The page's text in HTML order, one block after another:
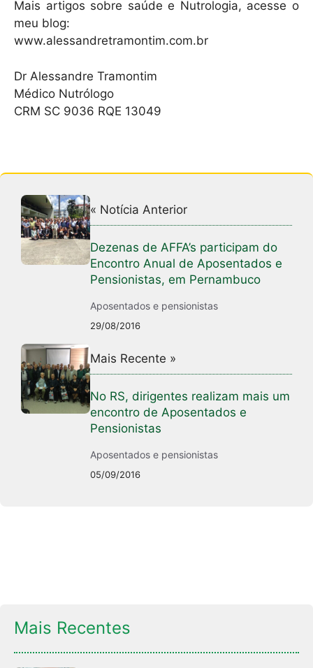
Mais artigos sobre saúde e Nutrologia, acesse o
meu blog:
www.alessandretramontim.com.br
Dr Alessandre Tramontim
Médico Nutrólogo
CRM SC 9036 RQE 13049
« Notícia Anterior
Dezenas de AFFA’s participam do
Encontro Anual de Aposentados e
Pensionistas, em Pernambuco
Aposentados e pensionistas
29/08/2016
Mais Recente »
No RS, dirigentes realizam mais um
encontro de Aposentados e
Pensionistas
Aposentados e pensionistas
05/09/2016
Mais Recentes